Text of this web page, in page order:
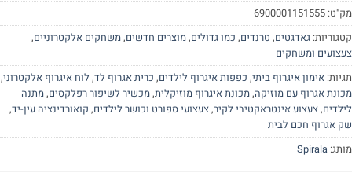
6900001151555
גאדגטים,טרנדים,כמו גדולים,מוצרים חדשים,משחקים אלקטרוניים,
ומשחקים
אימון איגרוף ביתי,כפפות איגרוף לילדים,כרית אגרוף לד,לוח איגרוף אלקטרוני,
אגרוף עם מוזיקה,מכונת איגרוף מוזיקלית,מכשיר לשיפור רפלקסים,מתנה
,צעצוע אינטראקטיבי לקיר,צעצועי ספורט וכושר לילדים,קואורדינציה עין-יד,
אגרוף חכם לבית
Spirala